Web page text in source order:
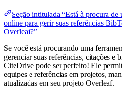
Seção intitulada “Está à procura
online para gerir suas referências
Overleaf?”
Se você está procurando uma
gerenciar suas referências, citações e
CiteDrive pode ser perfeito! Ele
equipes e referências em projetos,
atualizadas em seu projeto Overleaf.